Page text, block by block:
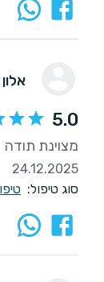
5.0
מצוינת תודה
24.12.2025
סוג טיפול: